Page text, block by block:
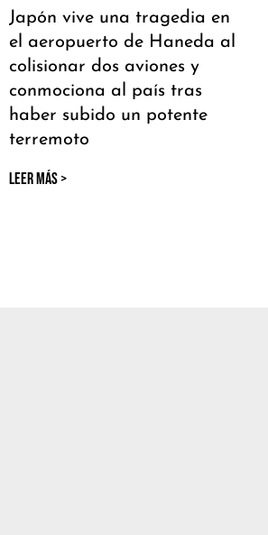
Japón vive una tragedia en
el aeropuerto de Haneda al
colisionar dos aviones y
conmociona al país tras
haber subido un potente
terremoto
LEER MÁS >